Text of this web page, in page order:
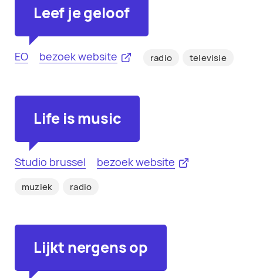
Leef je geloof
EO bezoek website radio televisie
Life is music
Studio brussel bezoek website
muziek radio
Lijkt nergens op